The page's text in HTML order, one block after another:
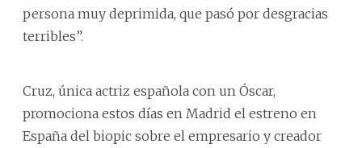
persona muy deprimida, que pasó por desgracias
terribles”.
Cruz, única actriz española con un Óscar,
promociona estos días en Madrid el estreno en
España del biopic sobre el empresario y creador